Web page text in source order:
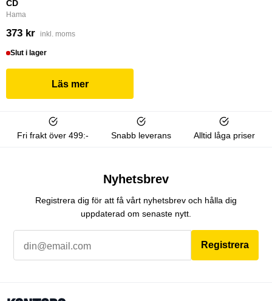
CD
Hama
373 kr inkl. moms
Slut i lager
Läs mer
Fri frakt över 499:- Snabb leverans Alltid låga priser
Nyhetsbrev
Registrera dig för att få vårt nyhetsbrev och hålla dig
uppdaterad om senaste nytt.
Registrera